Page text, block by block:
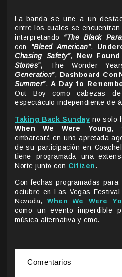
La banda se une a un
entre los cuales se encuentran
interpretando “The Black
con “Bleed American”,
Chasing Safety”, New
Stones”, The Wonder
Generation”, Dashboard
Summer”, A Day to
Out Boy como cabezas
espectáculo independiente de
Taking Back Sunday no solo
When We Were Young,
embarcará en una apretada
de su participación en
tiene programada una
Norte junto con Citizen.
Con fechas programadas
octubre en Las Vegas
Nevada,When We Were
como un evento imperdible
música alternativa y emo.
Comentarios